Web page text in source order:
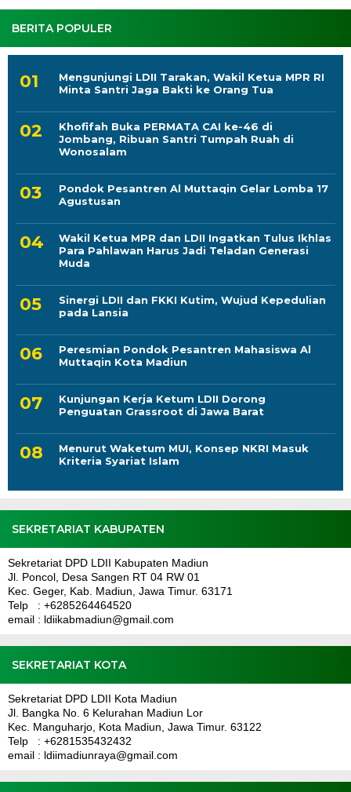
BERITA POPULER
Mengunjungi LDII Tarakan, Wakil Ketua MPR RI
Minta Santri Jaga Bakti ke Orang Tua
Khofifah Buka PERMATA CAI ke-46 di
Jombang, Ribuan Santri Tumpah Ruah di
Wonosalam
Pondok Pesantren Al Muttaqin Gelar Lomba 17
Agustusan
Wakil Ketua MPR dan LDII Ingatkan Tulus Ikhlas
Para Pahlawan Harus Jadi Teladan Generasi
Muda
Sinergi LDII dan FKKI Kutim, Wujud Kepedulian
pada Lansia
Peresmian Pondok Pesantren Mahasiswa Al
Muttaqin Kota Madiun
Kunjungan Kerja Ketum LDII Dorong
Penguatan Grassroot di Jawa Barat
Menurut Waketum MUI, Konsep NKRI Masuk
Kriteria Syariat Islam
SEKRETARIAT KABUPATEN
Sekretariat DPD LDII Kabupaten Madiun
Jl. Poncol, Desa Sangen RT 04 RW 01
Kec. Geger, Kab. Madiun, Jawa Timur. 63171
Telp : +6285264464520
email : ldiikabmadiun@gmail.com
SEKRETARIAT KOTA
Sekretariat DPD LDII Kota Madiun
Jl. Bangka No. 6 Kelurahan Madiun Lor
Kec. Manguharjo, Kota Madiun, Jawa Timur. 63122
Telp : +6281535432432
email : ldiimadiunraya@gmail.com